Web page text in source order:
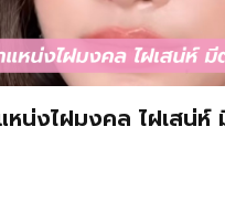
หน่งไฝมงคล ไฝเสน่ห์